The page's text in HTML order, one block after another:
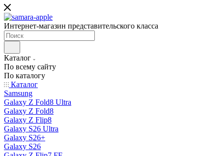
Интернет-магазин представительского класса
Каталог
По всему сайту
По каталогу
Каталог
Samsung
Galaxy Z Fold8 Ultra
Galaxy Z Fold8
Galaxy Z Flip8
Galaxy S26 Ultra
Galaxy S26+
Galaxy S26